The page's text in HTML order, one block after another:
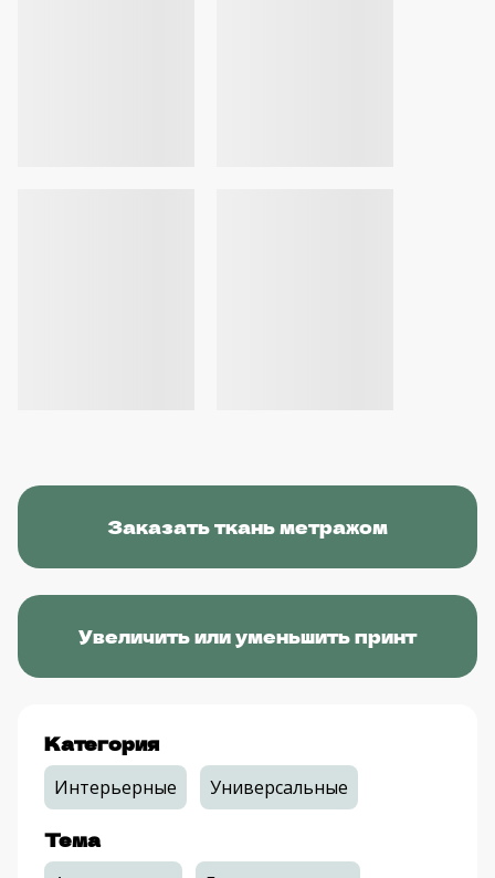
Заказать ткань метражом
Увеличить или уменьшить принт
Категория
Интерьерные Универсальные
Тема